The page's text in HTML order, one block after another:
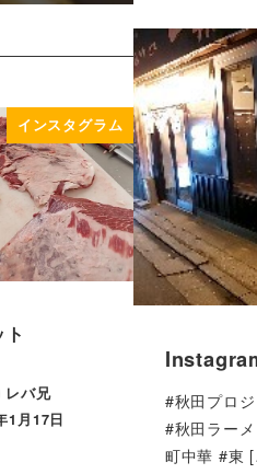
インスタグラム
レバ兄
1月17日
#秋田プロ
#秋田ラー
町中華 #東